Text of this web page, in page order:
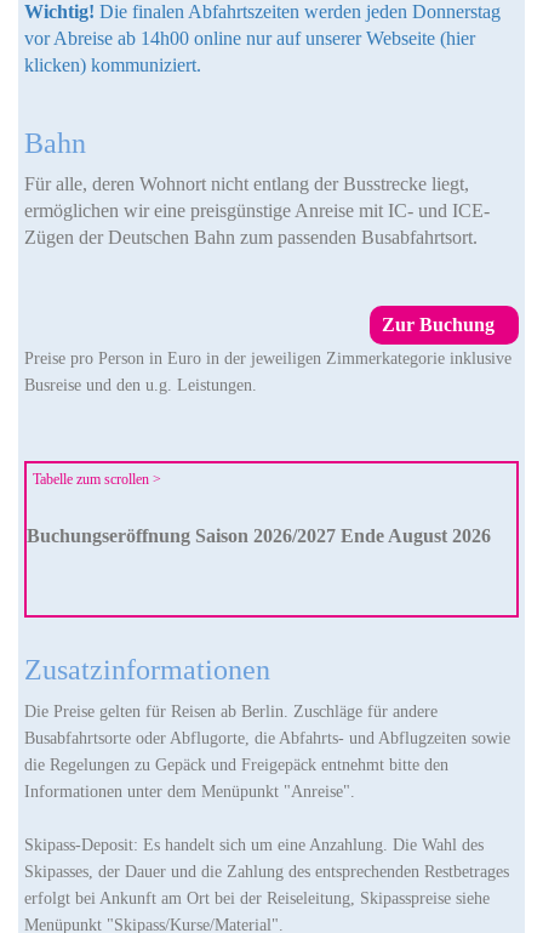
Wichtig! Die finalen Abfahrtszeiten werden jeden Donnerstag
vor Abreise ab 14h00 online nur auf unserer Webseite (hier
klicken) kommuniziert.
Bahn
Für alle, deren Wohnort nicht entlang der Busstrecke liegt,
ermöglichen wir eine preisgünstige Anreise mit IC- und ICE-
Zügen der Deutschen Bahn zum passenden Busabfahrtsort.
Zur Buchung
Preise pro Person in Euro in der jeweiligen Zimmerkategorie inklusive
Busreise und den u.g. Leistungen.
Buchungseröffnung Saison 2026/2027 Ende August 2026
Zusatzinformationen
Die Preise gelten für Reisen ab Berlin. Zuschläge für andere
Busabfahrtsorte oder Abflugorte, die Abfahrts- und Abflugzeiten sowie
die Regelungen zu Gepäck und Freigepäck entnehmt bitte den
Informationen unter dem Menüpunkt "Anreise".
Skipass-Deposit: Es handelt sich um eine Anzahlung. Die Wahl des
Skipasses, der Dauer und die Zahlung des entsprechenden Restbetrages
erfolgt bei Ankunft am Ort bei der Reiseleitung, Skipasspreise siehe
Menüpunkt "Skipass/Kurse/Material".